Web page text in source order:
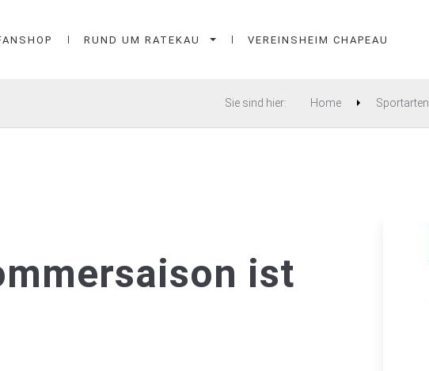
RUND UM RATEKAU VEREINSHEIM CHAPEAU
Sie sind hier: Home Sportarten
ist